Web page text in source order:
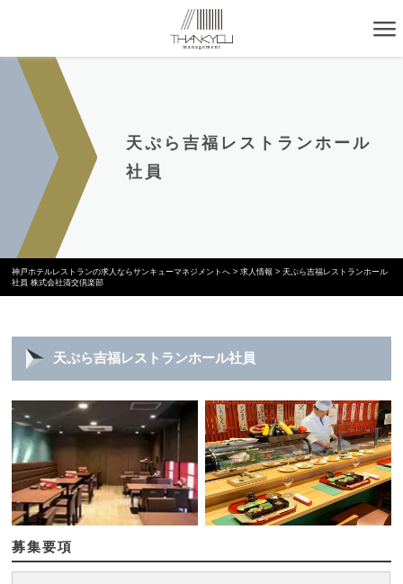
天ぷら吉福レストランホール
社員
神戸ホテルレストランの求人ならサンキューマネジメントへ >求人情報 >天ぷら吉福レストランホール
社員 株式会社清交倶楽部
天ぷら吉福レストランホール社員
募集要項